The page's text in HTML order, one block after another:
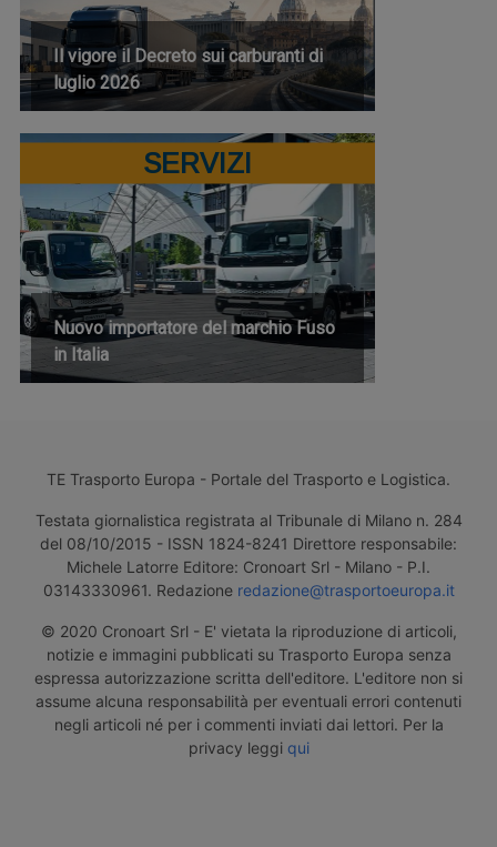
Il vigore il Decreto sui carburanti di
luglio 2026
SERVIZI
Nuovo importatore del marchio Fuso
in Italia
TE Trasporto Europa - Portale del Trasporto e Logistica.
Testata giornalistica registrata al Tribunale di Milano n. 284
del 08/10/2015 - ISSN 1824-8241 Direttore responsabile:
Michele Latorre Editore: Cronoart Srl - Milano - P.I.
03143330961. Redazione redazione@trasportoeuropa.it
© 2020 Cronoart Srl - E' vietata la riproduzione di articoli,
notizie e immagini pubblicati su Trasporto Europa senza
espressa autorizzazione scritta dell'editore. L'editore non si
assume alcuna responsabilità per eventuali errori contenuti
negli articoli né per i commenti inviati dai lettori. Per la
privacy leggi qui